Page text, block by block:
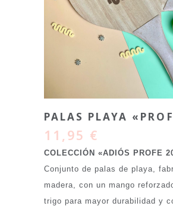
PALAS PLAYA
11,95 €
COLECCIÓN «ADIÓS PROFE
Conjunto de palas de playa,
madera, con un mango
trigo para mayor durabilidad y